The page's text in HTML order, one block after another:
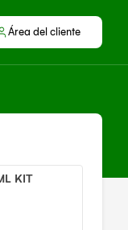
Área del cliente
KIT